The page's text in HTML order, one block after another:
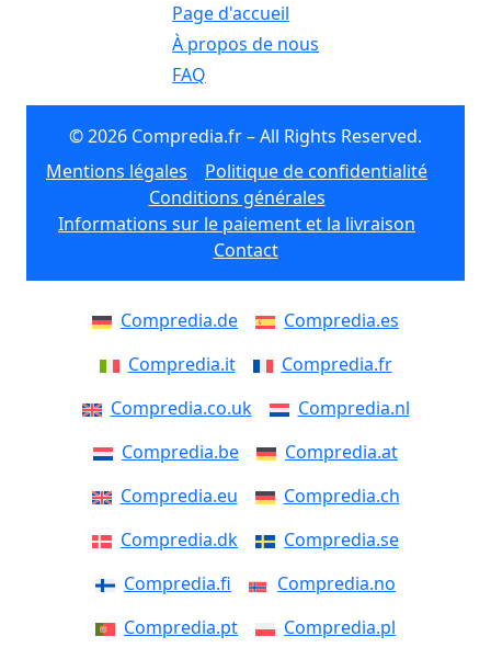
Page d'accueil
À propos de nous
FAQ
© 2026 Compredia.fr – All Rights Reserved.
Mentions légales
Politique de confidentialité
Conditions générales
Informations sur le paiement et la livraison
Contact
Compredia.de
Compredia.es
Compredia.it
Compredia.fr
Compredia.co.uk
Compredia.nl
Compredia.be
Compredia.at
Compredia.eu
Compredia.ch
Compredia.dk
Compredia.se
Compredia.fi
Compredia.no
Compredia.pt
Compredia.pl